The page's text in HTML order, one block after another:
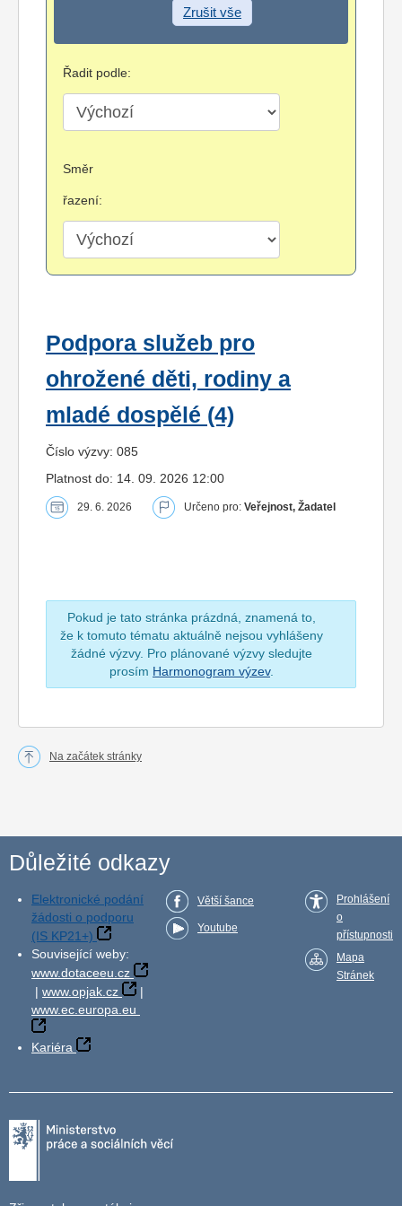
Zrušit vše
Řadit podle:
Směr
řazení:
Podpora služeb pro
ohrožené děti, rodiny a
mladé dospělé (4)
Číslo výzvy: 085
Platnost do: 14. 09. 2026 12:00
29. 6. 2026 Určeno pro: Veřejnost, Žadatel
Pokud je tato stránka prázdná, znamená to,
že k tomuto tématu aktuálně nejsou vyhlášeny
žádné výzvy. Pro plánované výzvy sledujte
prosím Harmonogram výzev.
Na začátek stránky
Důležité odkazy
Elektronické podání
žádosti o podporu
(IS KP21+)
Související weby:
www.dotaceeu.cz
| www.opjak.cz
|
www.ec.europa.eu
Kariéra
Větší šance
Youtube
Prohlášení
o
přístupnosti
Mapa
Stránek